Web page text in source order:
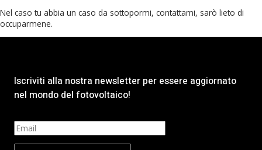
Nel caso tu abbia un caso da sottopormi, contattami, sarò lieto di
occuparmene.
Iscriviti alla nostra newsletter per essere aggiornato
nel mondo del fotovoltaico!